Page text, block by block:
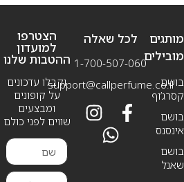
מותגים
מובילים
בושם
קסרג’וף
בושם
אינסנס
בושם
שאנל
לכל שאלה
1-700-507-060
support@callperfume.co.il
הצטרפו
למועדון
ההטבות שלנו
וקבלו עדכונים
על קופונים
ומבצעים
שווים לפני כולם